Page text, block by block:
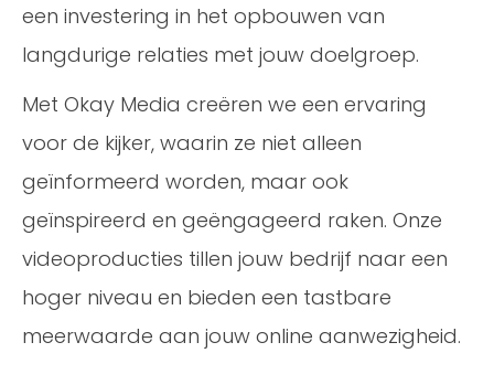
een investering in het opbouwen van
langdurige relaties met jouw doelgroep.
Met Okay Media creëren we een ervaring
voor de kijker, waarin ze niet alleen
geïnformeerd worden, maar ook
geïnspireerd en geëngageerd raken. Onze
videoproducties tillen jouw bedrijf naar een
hoger niveau en bieden een tastbare
meerwaarde aan jouw online aanwezigheid.